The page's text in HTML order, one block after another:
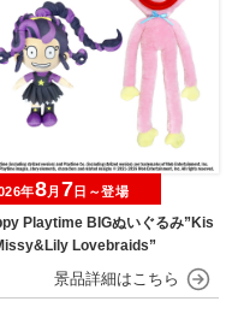
Playtime BIGぬいぐるみ”Kis
Lovebraids”
年8月 7 日～登場